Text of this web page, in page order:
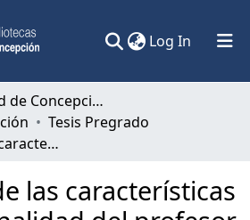
Log In (current)
Universidad de Concepción
Tesis Pregrado
Influencia de las características de la personalidad del profesor en el tipo de relaciones afectivas que surjan en la sala de clases.
las características